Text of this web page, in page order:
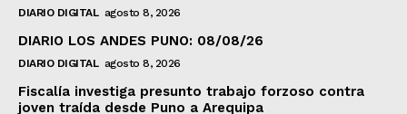
DIARIO DIGITAL agosto 8, 2026
DIARIO LOS ANDES PUNO: 08/08/26
DIARIO DIGITAL agosto 8, 2026
Fiscalía investiga presunto trabajo forzoso contra
joven traída desde Puno a Arequipa